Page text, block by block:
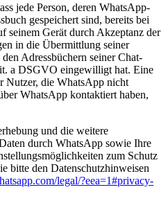
jede Person, deren WhatsApp-
gespeichert sind, bereits bei
seinem Gerät durch Akzeptanz der
in die Übermittlung seiner
Adressbüchern seiner Chat-
a DSGVO eingewilligt hat. Eine
Nutzer, die WhatsApp nicht
WhatsApp kontaktiert haben,
und die weitere
durch WhatsApp sowie Ihre
zum Schutz
bitte den Datenschutzhinweisen
/legal/?eea=1#privacy-